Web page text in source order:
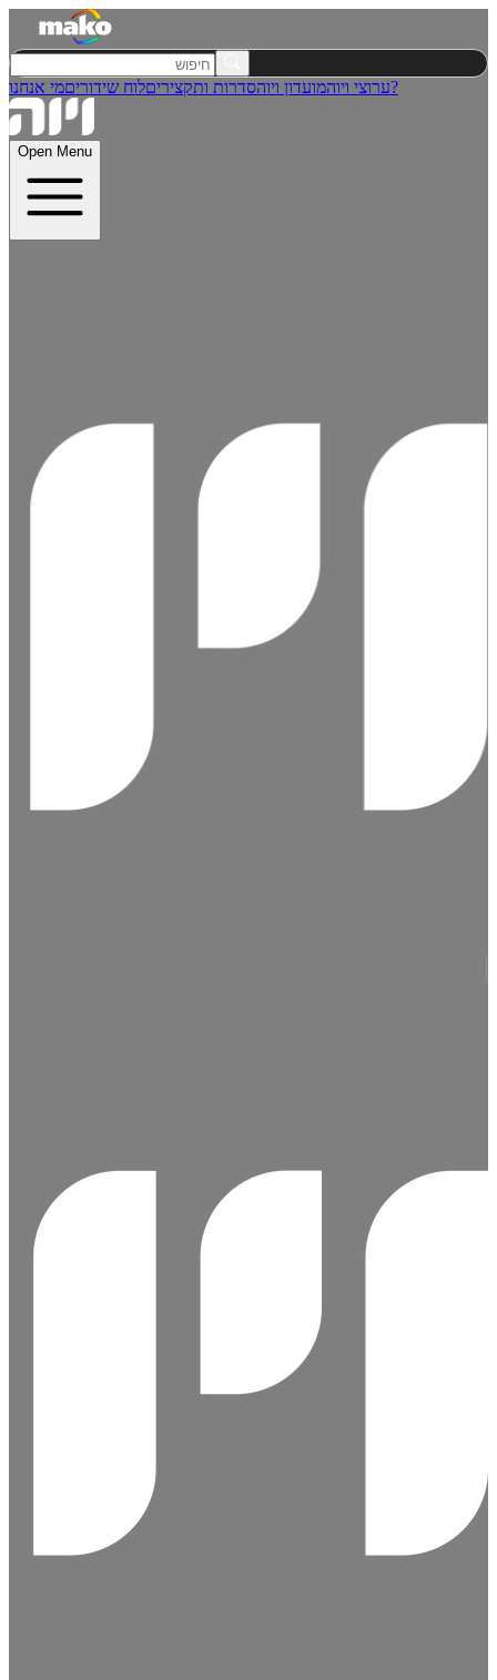
ערוצי ויוהמועדון ויוהסדרות ותקציריםלוח שידורים מי אנחנו?
Open Menu